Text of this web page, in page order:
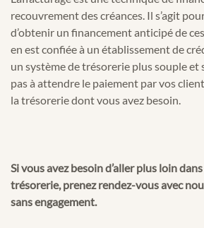
recouvrement des créances. Il s’agit
d’obtenir un financement anticipé de
en est confiée à un établissement de
un système de trésorerie plus souple et
pas à attendre le paiement par vos
la trésorerie dont vous avez besoin.
Si vous avez besoin d’aller plus loin
trésorerie, prenez rendez-vous avec
sans engagement.